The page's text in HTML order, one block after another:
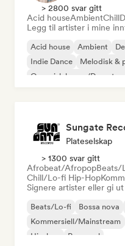
> 2800 svar gitt
Acid houseAmbientChill
Legg til artister i mine
Acid house Ambient
Indie Dance
Melodisk &
Organisk house/
Sungate
Plateselskap
> 1300 svar gitt
Afrobeat/AfropopBeats/
Chill/Lo-fi Hip-Hop
Signere artister eller gi
Beats/Lo-fi Bossa nova
Kommersiell/Mainstream
Hip-hop
Pop-soul